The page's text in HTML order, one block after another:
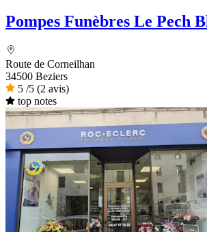
Pompes Funèbres Le Pech
Route de Corneilhan
34500 Beziers
5 /5 (2 avis)
top notes